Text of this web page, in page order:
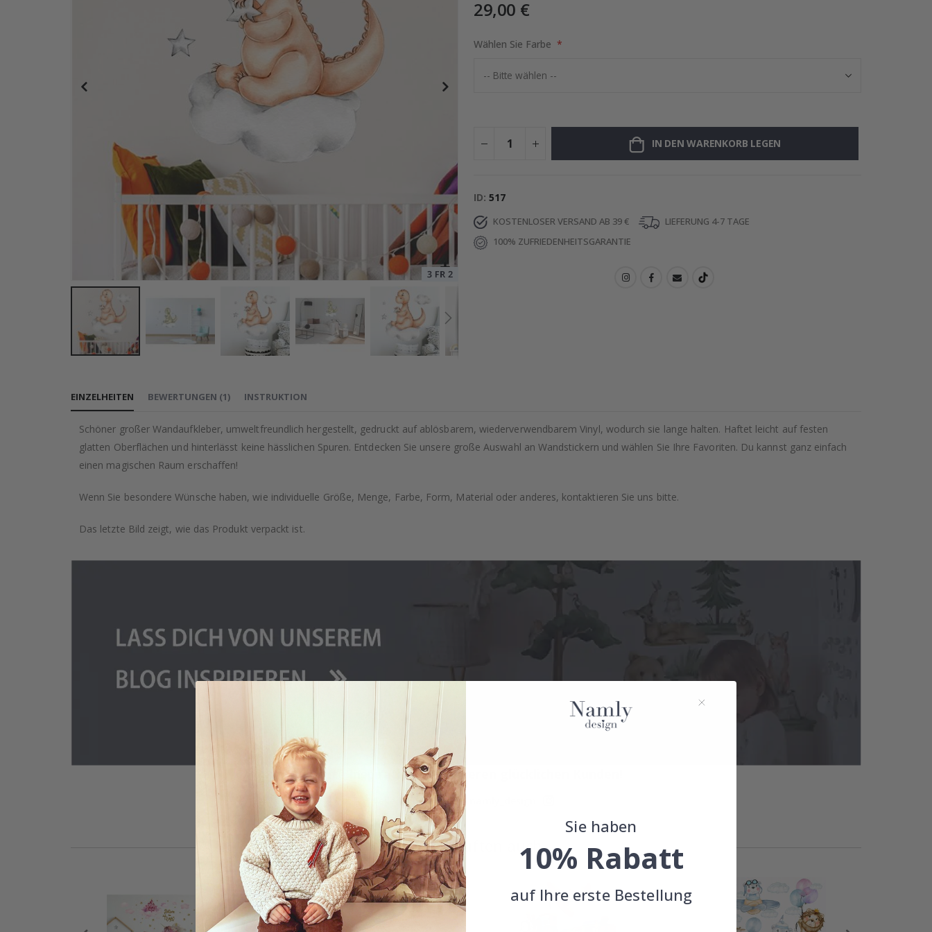
Personalisierte Poster - Songtext-Kreis
der
springen
29,00 €
Wählen Sie Farbe
IN DEN WARENKORB LEGEN
ID 517
KOSTENLOSER VERSAND AB 39 €
LIEFERUNG 4-7 TAGE
100% ZUFRIEDENHEITSGARANTIE
EINZELHEITEN
Schöner großer Wandaufkleber, umweltfreundlich hergestellt, gedruckt auf ablösbarem, wiederverwendbarem Vinyl, wodurch sie lange halten. Haftet leicht auf festen
glatten Oberflächen und hinterlässt keine hässlichen Spuren. Entdecken Sie unsere große Auswahl an Wandstickern und wählen Sie Ihre Favoriten. Du kannst ganz einfach
einen magischen Raum erschaffen!
Wenn Sie besondere Wünsche haben, wie individuelle Größe, Menge, Farbe, Form, Material oder anderes, kontaktieren Sie uns bitte.
Das letzte Bild zeigt, wie das Produkt verpackt ist.
BEWERTUNGEN (1) INSTRUKTION
Echte Inspiration von unseren glücklichen Kunden!
Teile dein Bild mit #namly_design
Andere kauften auch
Sie haben
10% Rabatt
auf Ihre erste Bestellung